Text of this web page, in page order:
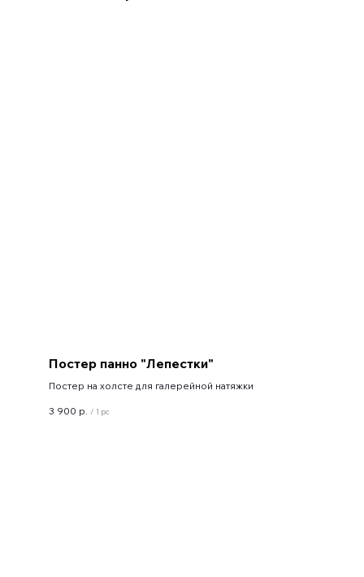
Постер панно "Лепестки"
Постер на холсте для галерейной натяжки
3 900 р. / 1 pc